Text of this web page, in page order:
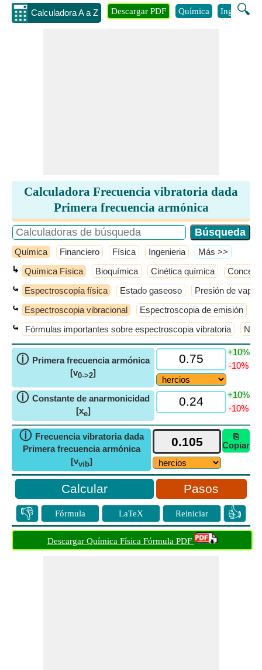
Calculadora A a Z 🔍
Descargar PDF Química Ingenieria
Calculadora Frecuencia vibratoria dada
Primera frecuencia armónica
Química Financiero Física Ingenieria ​Más >>
↳ Química Física Bioquímica Cinética química
⤿ Espectroscopía física Estado gaseoso Presión de vapor
⤿ Espectroscopia vibracional Espectroscopia de emisión
⤿ Fórmulas importantes sobre espectroscopia vibratoria
ⓘ Primera frecuencia armónica
[v0->2]
+10%
-10%
ⓘ Constante de anarmonicidad
[xe]
+10%
-10%
ⓘ Frecuencia vibratoria dada
Primera frecuencia armónica
[vvib]
⎘
Copiar
Pasos
👎 Fórmula LaTeX Reiniciar 👍
Descargar Química Física Fórmula PDF